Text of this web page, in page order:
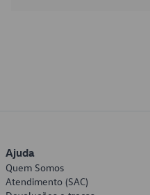
Ajuda
Quem Somos
Atendimento (SAC)